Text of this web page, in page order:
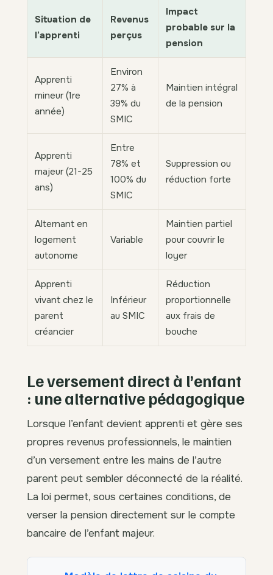
Situation de
l’apprenti
Revenus
perçus
Impact
probable sur la
pension
Apprenti
mineur (1re
année)
Environ
27% à
39% du
SMIC
Maintien intégral
de la pension
Apprenti
majeur (21-25
ans)
Entre
78% et
100% du
SMIC
Suppression ou
réduction forte
Alternant en
logement
autonome
Variable
Maintien partiel
pour couvrir le
loyer
Apprenti
vivant chez le
parent
créancier
Inférieur
au SMIC
Réduction
proportionnelle
aux frais de
bouche
Le versement direct à l’enfant
: une alternative pédagogique
Lorsque l’enfant devient apprenti et gère ses
propres revenus professionnels, le maintien
d’un versement entre les mains de l’autre
parent peut sembler déconnecté de la réalité.
La loi permet, sous certaines conditions, de
verser la pension directement sur le compte
bancaire de l’enfant majeur.